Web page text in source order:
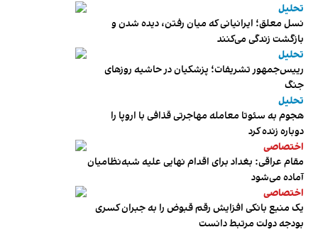
تحلیل
نسل معلق؛ ایرانیانی که میان رفتن، دیده شدن و
بازگشت زندگی می‌کنند
تحلیل
رییس‌جمهور تشریفات؛ پزشکیان در حاشیه روزهای
جنگ
تحلیل
هجوم به سئوتا معامله مهاجرتی قذافی با اروپا را
دوباره زنده کرد
اختصاصی
مقام عراقی: بغداد برای اقدام نهایی علیه شبه‌نظامیان
آماده می‌شود
اختصاصی
یک منبع بانکی افزایش رقم قبوض را به جبران کسری
بودجه دولت مرتبط دانست